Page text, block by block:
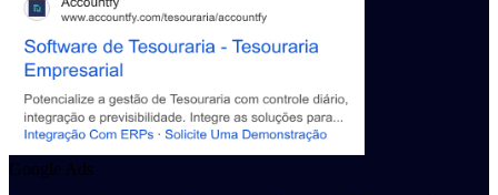
Google Ads